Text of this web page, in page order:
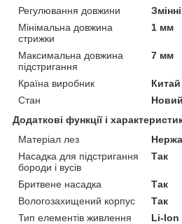
Регулювання довжини
Мінімальна довжина
стрижки
1 мм
Максимальна довжина
підстригання
7 мм
Країна виробник
Китай
Стан
Новий
Додаткові функції і
Матеріал лез
Насадка для підстригання
бороди і вусів
Так
Бритвене насадка
Так
Вологозахищений корпус
Так
Тип елементів живлення
Li-Ion